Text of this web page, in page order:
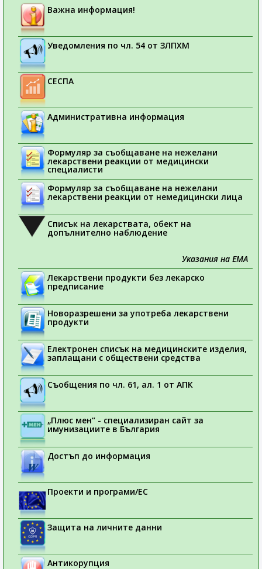
Важна информация!
Уведомления по чл. 54 от ЗЛПХМ
СЕСПА
Административна информация
Формуляр за съобщаване на нежелани
лекарствени реакции от медицински
специалисти
Формуляр за съобщаване на нежелани
лекарствени реакции от немедицински лица
Списък на лекарствата, обект на
допълнително наблюдение
Указания на ЕМА
Лекарствени продукти без лекарско
предписание
Новоразрешени за употреба лекарствени
продукти
Електронен списък на медицинските изделия,
заплащани с обществени средства
Съобщения по чл. 61, ал. 1 от АПК
„Плюс мен“ - специализиран сайт за
имунизациите в България
Достъп до информация
Проекти и програми/ЕС
Защита на личните данни
Антикорупция